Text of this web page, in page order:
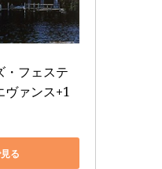
・フェステ
ヴァンス+1
る